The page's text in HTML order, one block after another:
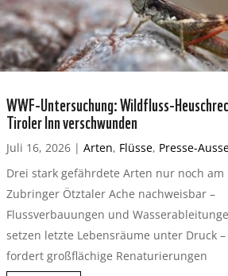
WWF-Untersuchung: Wildfluss-
Tiroler Inn verschwunden
Juli 16, 2026| Arten, Flüsse, Presse-
Drei stark gefährdete Arten nur noch am
Zubringer Ötztaler Ache nachweisbar –
Flussverbauungen und
setzen letzte Lebensräume unter Druck –
fordert großflächige Renaturierungen